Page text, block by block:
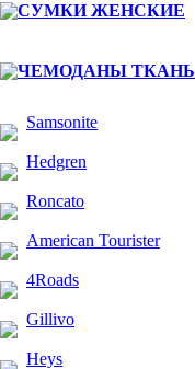
СУМКИ ЖЕНСКИЕ
ЧЕМОДАНЫ ТКАНЬ
Samsonite
Hedgren
Roncato
American Tourister
4Roads
Gillivo
Heys